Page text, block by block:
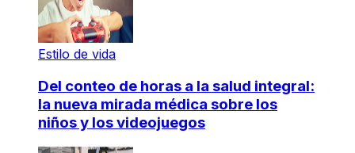
Estilo de vida
Del conteo de horas a la salud integral:
la nueva mirada médica sobre los
niños y los videojuegos